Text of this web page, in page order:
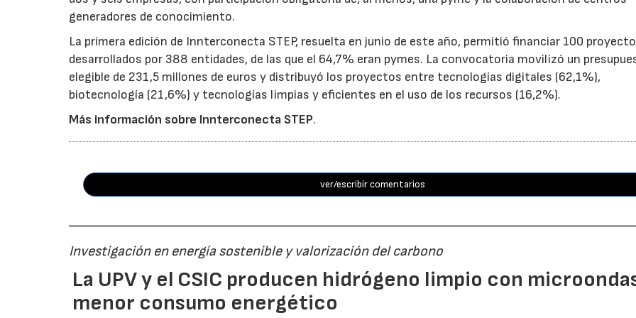
generadores de conocimiento.
La primera edición de Innterconecta STEP, resuelta en junio de este año, permitió financiar 100
desarrollados por 388 entidades, de las que el 64,7% eran pymes. La convocatoria movilizó un
elegible de 231,5 millones de euros y distribuyó los proyectos entre tecnologías digitales (62,1%),
biotecnología (21,6%) y tecnologías limpias y eficientes en el uso de los recursos (16,2%).
Más información sobre Innterconecta STEP.
ver/escribir comentarios
Investigación en energía sostenible y valorización del carbono
La UPV y el CSIC producen hidrógeno limpio con
menor consumo energético